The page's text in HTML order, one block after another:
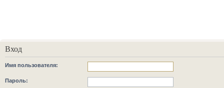
Вход
Имя пользователя:
Пароль: